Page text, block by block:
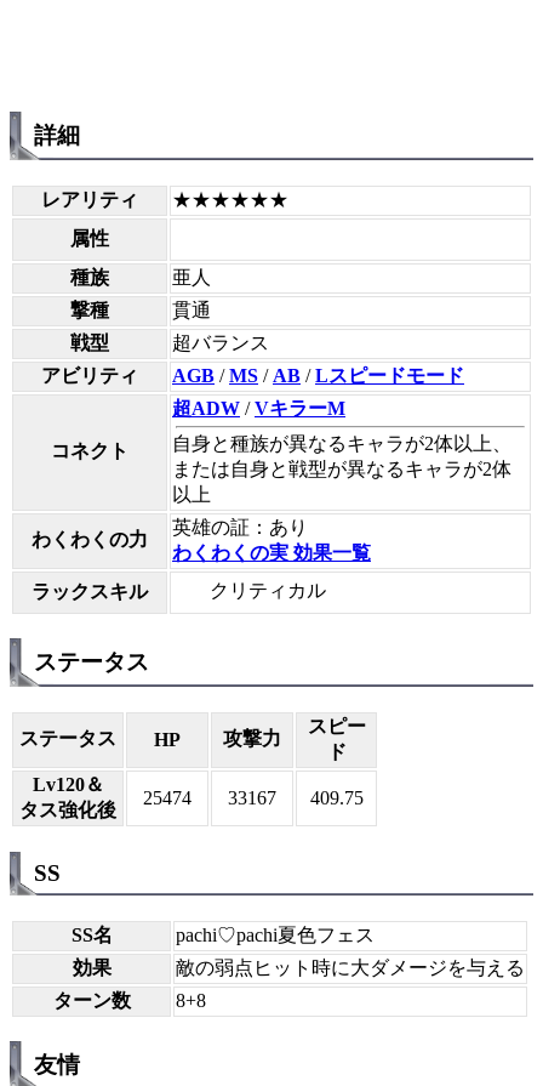
詳細
レアリティ
★★★★★★
属性
種族
亜人
撃種
貫通
戦型
超バランス
アビリティ
AGB /MS / AB /Lスピードモード
コネクト
超ADW /VキラーM
自身と種族が異なるキャラが2体以上、
または自身と戦型が異なるキャラが2体
以上
わくわくの力
英雄の証：あり
わくわくの実 効果一覧
ラックスキル
クリティカル
ステータス
ステータス HP 攻撃力
スピー
ド
Lv120＆
タス強化後
25474 33167 409.75
SS
SS名
pachi♡pachi夏色フェス
効果
敵の弱点ヒット時に大ダメージを与える
ターン数
8+8
友情